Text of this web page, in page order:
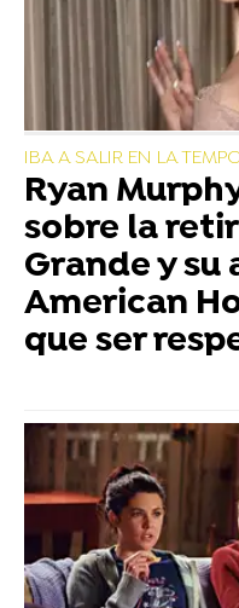
IBA A SALIR EN LA
Ryan
sobre la
Grande y su
American
que ser